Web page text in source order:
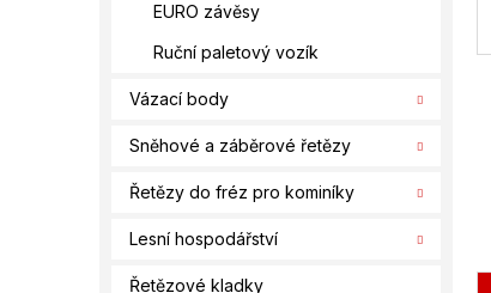
EURO závěsy
Ruční paletový vozík
Vázací body
Sněhové a záběrové řetězy
Řetězy do fréz pro kominíky
Lesní hospodářství
Řetězové kladky